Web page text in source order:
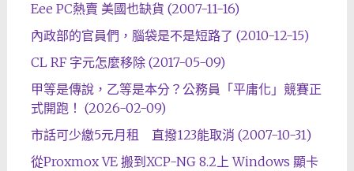
Eee PC熱賣 美國也缺貨 (2007-11-16)
內政部的官員們，腦袋是不是短路了 (2010-12-15)
CL RF 字元怎麼移除 (2017-05-09)
甲等是傳說，乙等是本分？公務員「平庸化」競賽正
式開跑！ (2026-02-09)
市話可少繳5元月租 直撥123能取消 (2007-10-31)
從Proxmox VE 搬到XCP-NG 8.2上 Windows 顯卡